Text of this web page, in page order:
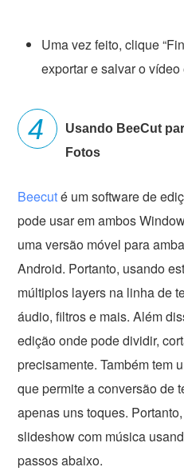
Uma vez feito, clique
exportar e salvar o
Usando BeeCut
Fotos
Beecuté um software de
pode usar em ambos
uma versão móvel para
Android. Portanto, usando
múltiplos layers na linha de
áudio, filtros e mais. Além
edição onde pode dividir,
precisamente. Também tem
que permite a conversão de
apenas uns toques.
slideshow com música
passos abaixo.